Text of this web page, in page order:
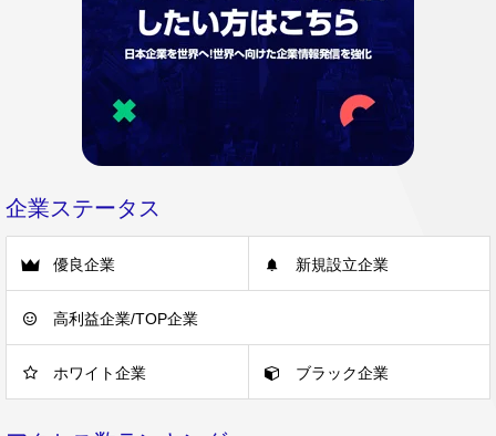
企業ステータス
優良企業 新規設立企業
高利益企業/TOP企業
ホワイト企業 ブラック企業